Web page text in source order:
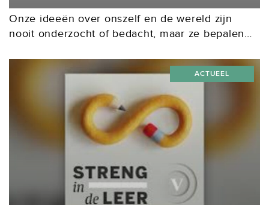
Onze ideeën over onszelf en de wereld zijn
nooit onderzocht of bedacht, maar ze bepalen
Misschien herken je het: je piekert...
ACTUEEL